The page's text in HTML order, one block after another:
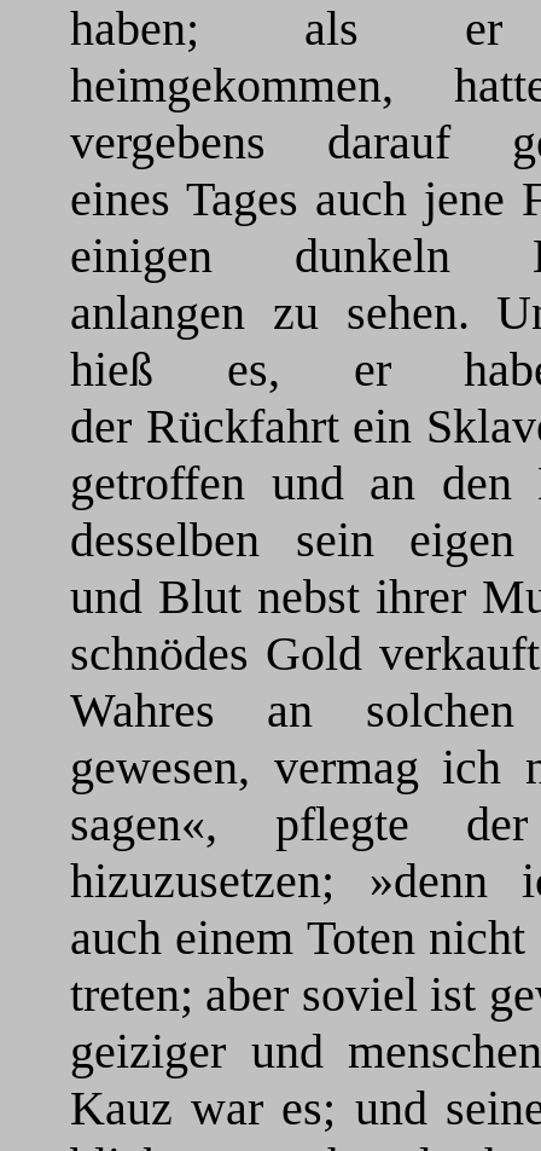
haben; als er
heimgekommen,
vergebens darauf
eines Tages auch jene
einigen dunkeln
anlangen zu sehen.
hieß es, er
der Rückfahrt ein
getroffen und an den
desselben sein eigen
und Blut nebst ihrer
schnödes Gold
Wahres an solchen
gewesen, vermag ich
sagen«, pflegte
hizuzusetzen;
auch einem Toten nicht
treten; aber soviel ist
geiziger und
Kauz war es; und